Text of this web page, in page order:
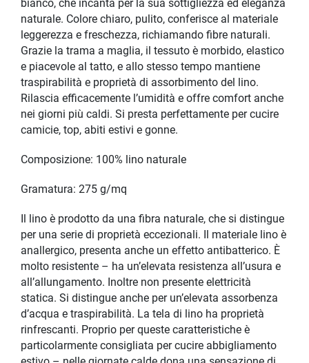
bianco, che incanta per la sua sottigliezza ed eleganza
naturale. Colore chiaro, pulito, conferisce al materiale
leggerezza e freschezza, richiamando fibre naturali.
Grazie la trama a maglia, il tessuto è morbido, elastico
e piacevole al tatto, e allo stesso tempo mantiene
traspirabilità e proprietà di assorbimento del lino.
Rilascia efficacemente l’umidità e offre comfort anche
nei giorni più caldi. Si presta perfettamente per cucire
camicie, top, abiti estivi e gonne.
Composizione: 100% lino naturale
Gramatura: 275 g/mq
Il lino è prodotto da una fibra naturale, che si distingue
per una serie di proprietà eccezionali. Il materiale lino è
anallergico, presenta anche un effetto antibatterico. È
molto resistente – ha un’elevata resistenza all’usura e
all’allungamento. Inoltre non presente elettricità
statica. Si distingue anche per un’elevata assorbenza
d’acqua e traspirabilità. La tela di lino ha proprietà
rinfrescanti. Proprio per queste caratteristiche è
particolarmente consigliata per cucire abbigliamento